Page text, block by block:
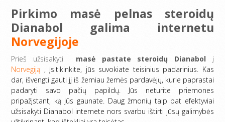
Pirkimo masė pelnas steroidų
Dianabol galima internetu
Norvegijoje
Prieš užsisakyti masė pastate steroidų Dianabol į
Norvegiją , įsitikinkite, jūs suvokiate teisinius padarinius. Kas
dar, išvengti gauti jį iš žemiau žemės pardavėjų, kurie paprastai
padaryti savo pačių papildų. Jūs neturite priemones
pripažįstant, ką jūs gaunate. Daug žmonių taip pat efektyviai
užsisakyti Dianabol internete nors svarbu ištirti jūsų galimybės